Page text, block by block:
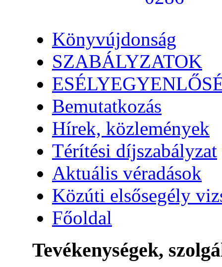
Könyvújdonság
SZABÁLYZATOK
Bemutatkozás
Hírek, közlemények
Térítési díjszabályzat
Aktuális véradások
Közúti elsősegély
Főoldal
Tevékenységek,